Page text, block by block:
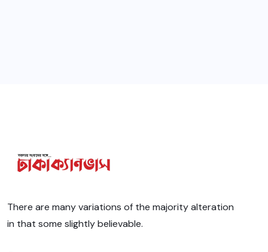
There are many variations of the majority alteration
in that some slightly believable.